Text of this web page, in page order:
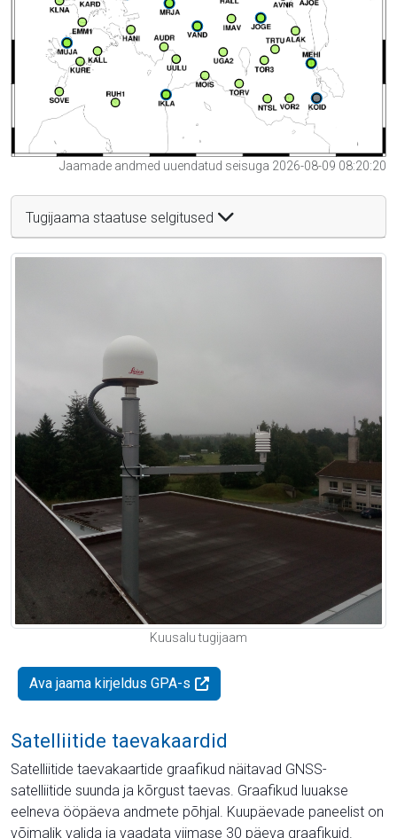
Jaamade andmed uuendatud seisuga 2026-08-09 08:20:20
Tugijaama staatuse selgitused
Kuusalu tugijaam
Ava jaama kirjeldus GPA-s
Satelliitide taevakaardid
Satelliitide taevakaartide graafikud näitavad GNSS-
satelliitide suunda ja kõrgust taevas. Graafikud luuakse
eelneva ööpäeva andmete põhjal. Kuupäevade paneelist on
võimalik valida ja vaadata viimase 30 päeva graafikuid.